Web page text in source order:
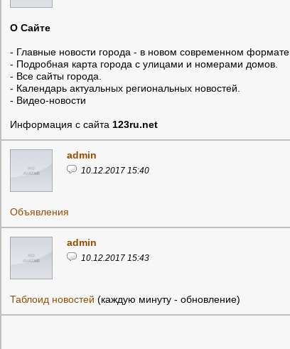
О Сайте
- Главные новости города - в новом современном формате.
- Подробная карта города с улицами и номерами домов.
- Все сайты города.
- Календарь актуальных региональных новостей.
- Видео-новости
Информация с сайта 123ru.net
admin
10.12.2017 15:40
Объявления
admin
10.12.2017 15:43
Таблоид новостей (каждую минуту - обновление)